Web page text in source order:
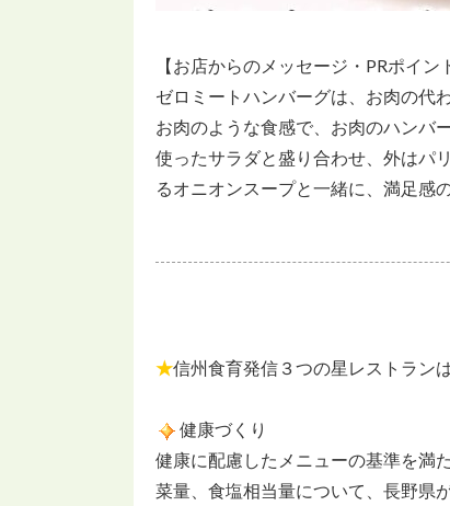
【お店からのメッセージ・PRポイン
ゼロミートハンバーグは、お肉の代
お肉のような食感で、お肉のハンバ
使ったサラダと盛り合わせ、外はパ
るオニオンスープと一緒に、満足感
★信州食育発信３つの星レストラン
健康づくり
健康に配慮したメニューの基準を満
菜量、食塩相当量について、長野県